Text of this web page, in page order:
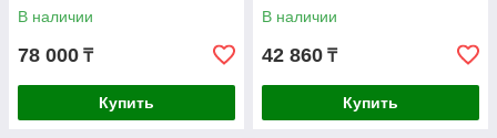
В наличии
78 000 ₸
Купить
В наличии
42 860 ₸
Купить